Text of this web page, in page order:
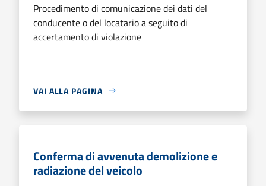
Procedimento di comunicazione dei dati del
conducente o del locatario a seguito di
accertamento di violazione
VAI ALLA PAGINA
Conferma di avvenuta demolizione e
radiazione del veicolo